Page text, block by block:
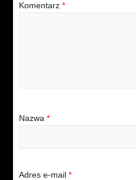
Komentarz *
Nazwa *
Adres e-mail *